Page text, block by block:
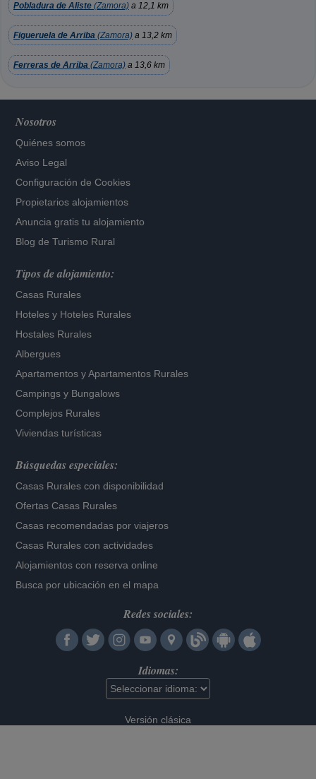
Pobladura de Aliste (Zamora) a 12,1 km
Figueruela de Arriba (Zamora) a 13,2 km
Ferreras de Arriba (Zamora) a 13,6 km
Nosotros
Quiénes somos
Aviso Legal
Configuración de Cookies
Propietarios alojamientos
Anuncia gratis tu alojamiento
Blog de Turismo Rural
Tipos de alojamiento:
Casas Rurales
Hoteles y Hoteles Rurales
Hostales Rurales
Albergues
Apartamentos yApartamentos Rurales
Campings y Bungalows
Complejos Rurales
Viviendas turísticas
Búsquedas especiales:
Casas Rurales con disponibilidad
Ofertas Casas Rurales
Casas recomendadas por viajeros
Casas Rurales con actividades
Alojamientos con reserva online
Busca por ubicación en el mapa
Redes sociales:
Idiomas:
Versión clásica